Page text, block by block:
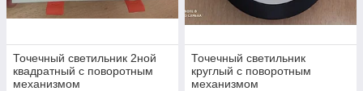
Точечный светильник 2ной
квадратный с поворотным
механизмом
Точечный светильник
круглый с поворотным
механизмом